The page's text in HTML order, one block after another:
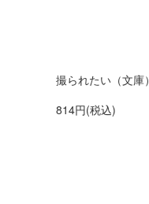
撮られたい（文庫）
814円(税込)